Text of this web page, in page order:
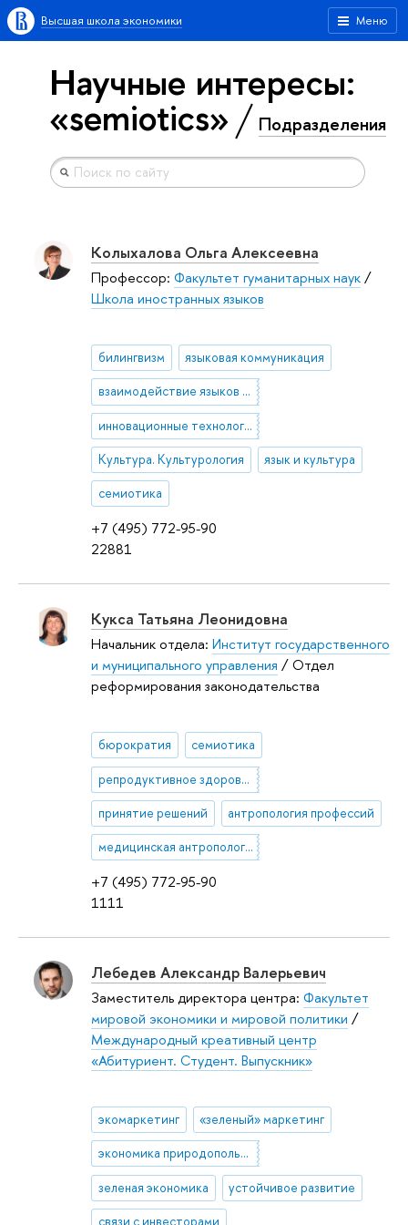
Меню
Высшая школа экономики
Научные интересы:
«semiotics» Подразделения
+7 (495) 772-95-90
22881
Колыхалова Ольга Алексеевна
Профессор: Факультет гуманитарных наук/
Школа иностранных языков
билингвизм языковая коммуникация
взаимодействие языков и культур
инновационные технологии обучения
Культура. Культурология язык и культура
семиотика
+7 (495) 772-95-90
1111
Кукса Татьяна Леонидовна
Начальник отдела: Институт государственного
и муниципального управления / Отдел
реформирования законодательства
бюрократия семиотика
репродуктивное здоровье
принятие решений антропология профессий
медицинская антропология
Лебедев Александр Валерьевич
Заместитель директора центра: Факультет
мировой экономики и мировой политики /
Международный креативный центр
«Абитуриент. Студент. Выпускник»
экомаркетинг «зеленый» маркетинг
экономика природопользования
зеленая экономика устойчивое развитие
связи с инвесторами